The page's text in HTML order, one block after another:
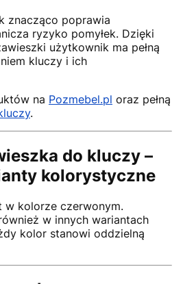
znacząco poprawia
ryzyko pomyłek. Dzięki
użytkownik ma pełną
kluczy i ich
na Pozmebel.pl oraz pełną
.
do kluczy –
kolorystyczne
w kolorze czerwonym.
w innych wariantach
kolor stanowi oddzielną